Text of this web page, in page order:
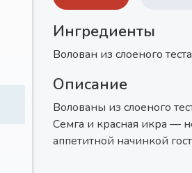
Ингредиенты
Волован из слоеного
Описание
Волованы из слоеного
Семга и красная икра —
аппетитной начинкой